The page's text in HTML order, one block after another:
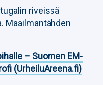
riveissä
Maailmantähden
– Suomen EM-
(UrheiluAreena.fi)